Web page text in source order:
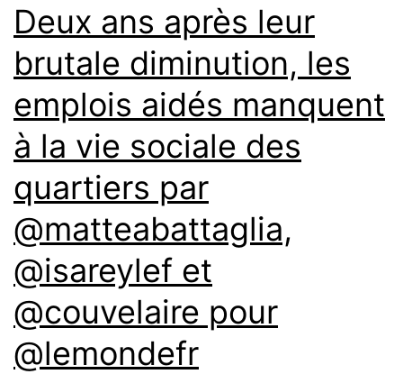
Deux ans après leur
brutale diminution, les
emplois aidés manquent
à la vie sociale des
quartiers par
@matteabattaglia,
@isareylef et
@couvelaire pour
@lemondefr